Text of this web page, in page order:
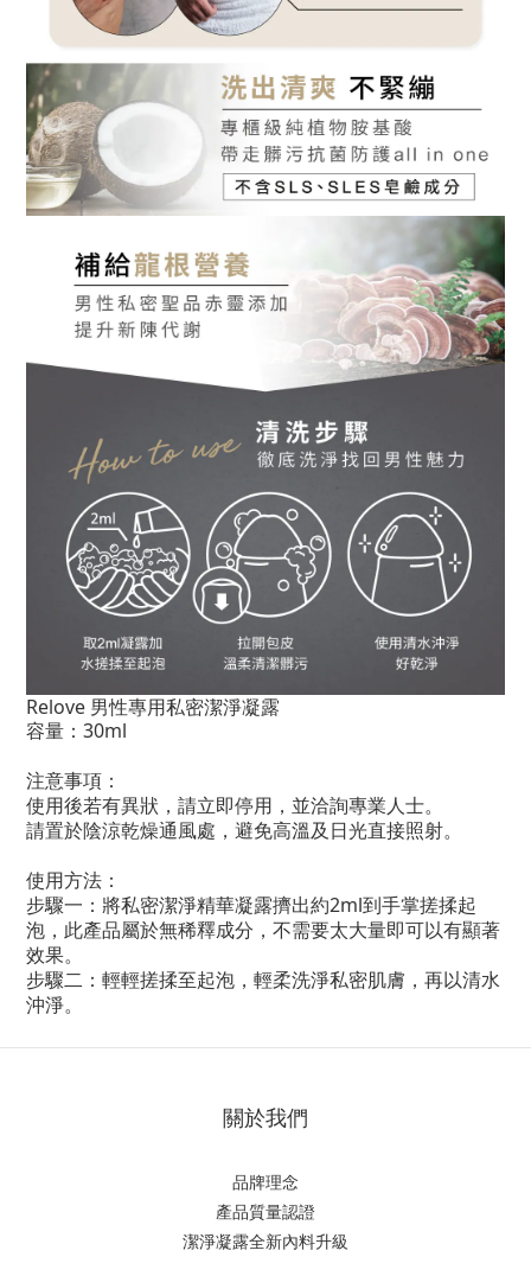
Relove 男性專用私密潔淨凝露
容量：30ml
注意事項：
使用後若有異狀，請立即停用，並洽詢專業人士。
請置於陰涼乾燥通風處，避免高溫及日光直接照射。
使用方法：
步驟一：將私密潔淨精華凝露擠出約2ml到手掌搓揉起
泡，此產品屬於無稀釋成分，不需要太大量即可以有顯著
效果。
步驟二：輕輕搓揉至起泡，輕柔洗淨私密肌膚，再以清水
沖淨。
關於我們
品牌理念
產品質量認證
潔淨凝露全新內料升級